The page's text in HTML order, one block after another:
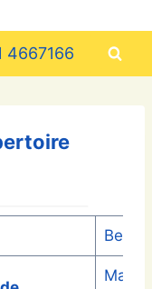
4667166
Marcel